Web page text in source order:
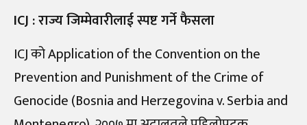
ICJ : राज्य जिम्मेवारीलाई स्पष्ट गर्ने फैसला
ICJ को Application of the Convention on the
Prevention and Punishment of the Crime of
Genocide (Bosnia and Herzegovina v. Serbia and